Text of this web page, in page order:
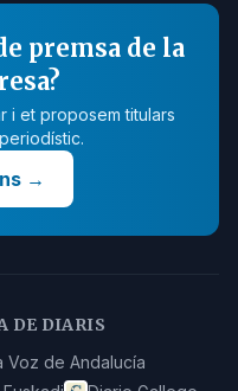
premsa de la
i et proposem titulars
→
DE DIARIS
Voz de Andalucía